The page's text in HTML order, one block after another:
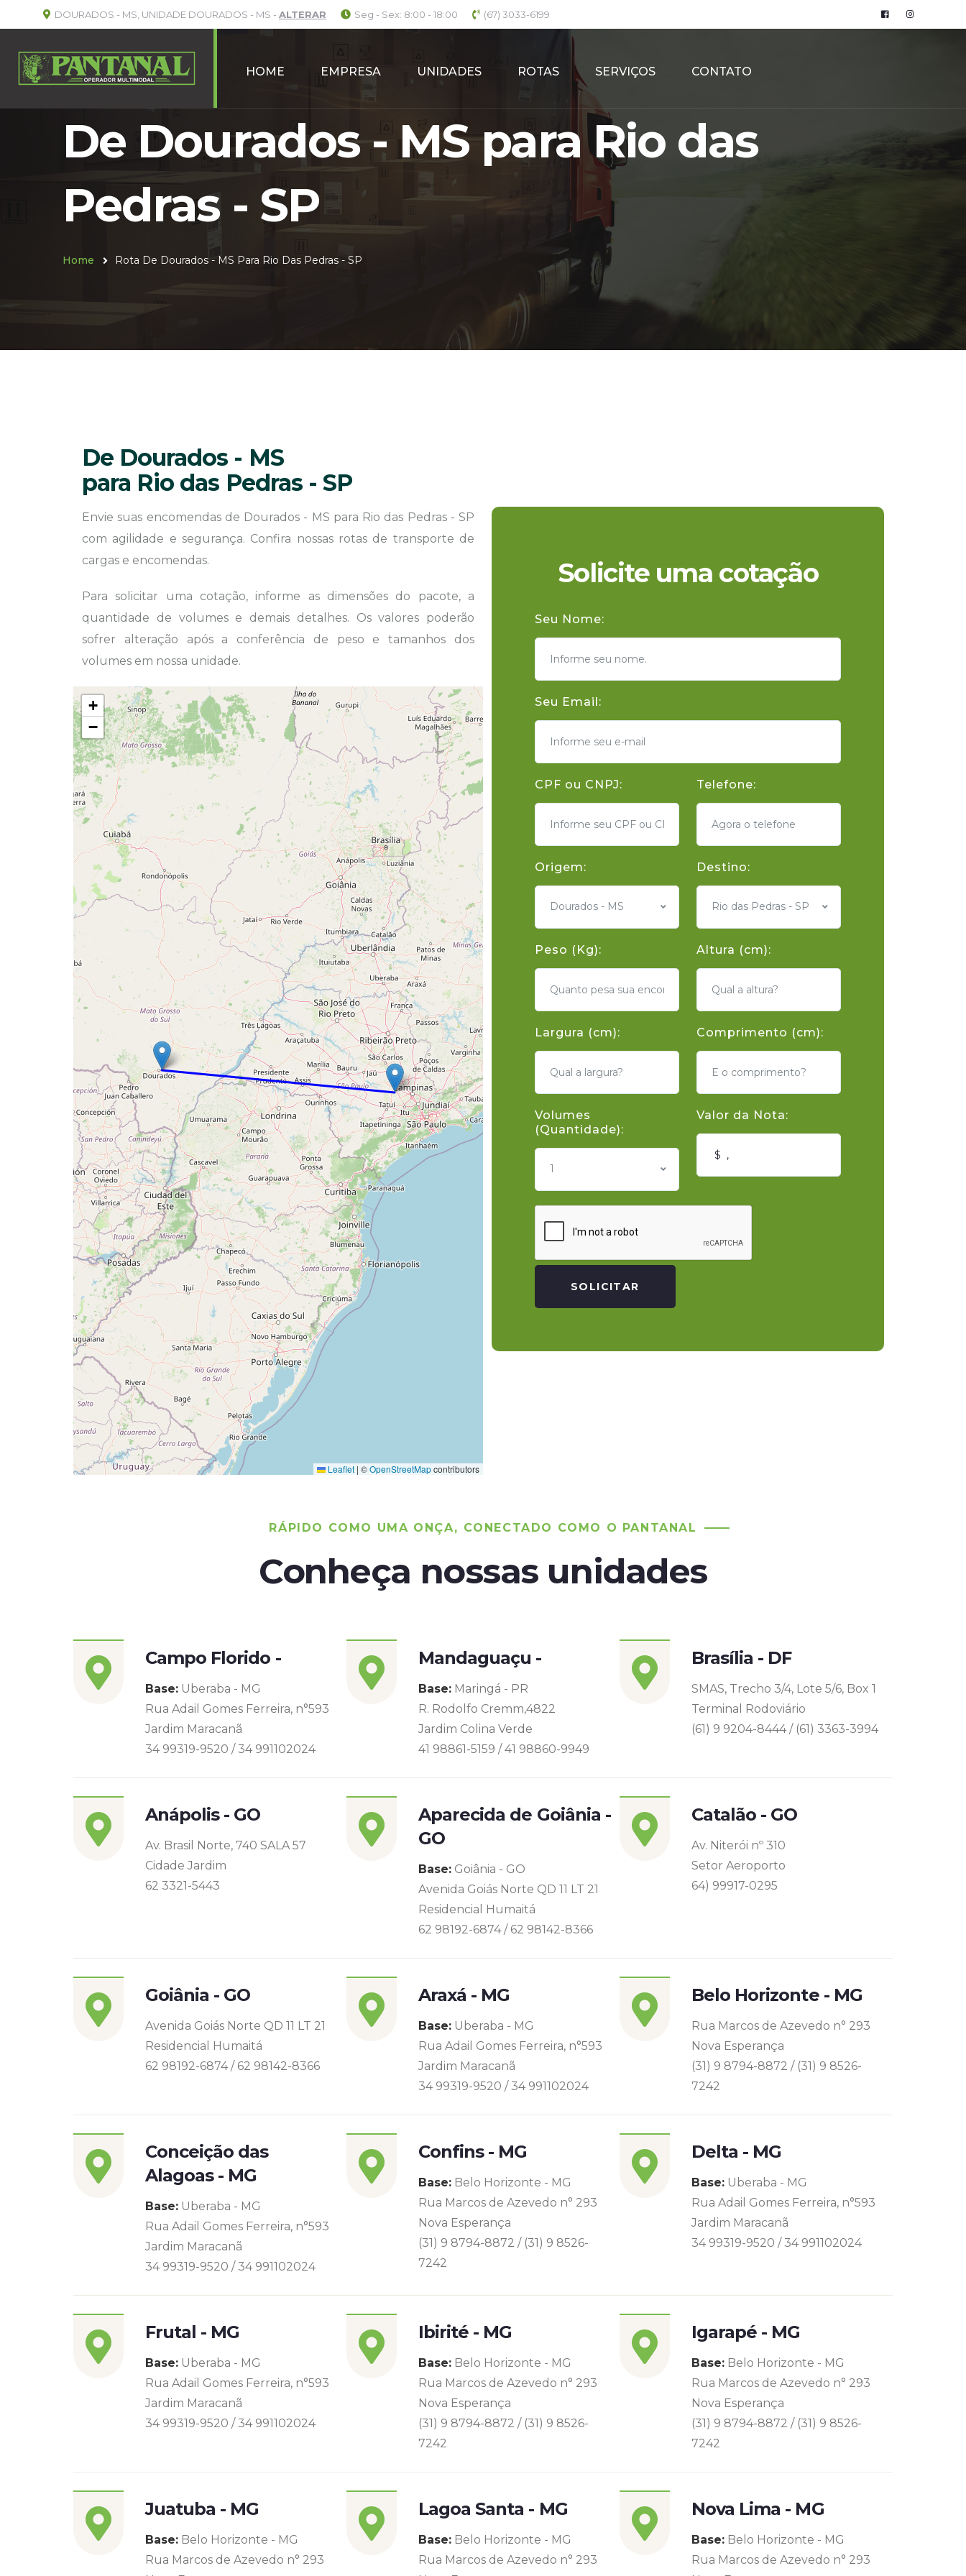
DOURADOS - MS, UNIDADE DOURADOS - MS - ALTERAR Seg - Sex: 8:00 - 18:00 (67) 3033-6199
HOME EMPRESA UNIDADES ROTAS SERVIÇOS CONTATO
De Dourados - MS para Rio das
Pedras - SP
Home Rota De Dourados - MS Para Rio Das Pedras - SP
De Dourados - MS
para Rio das Pedras - SP
Envie suas encomendas de Dourados - MS para Rio das Pedras - SP
com agilidade e segurança. Confira nossas rotas de transporte de
cargas e encomendas.
Para solicitar uma cotação, informe as dimensões do pacote, a
quantidade de volumes e demais detalhes. Os valores poderão
sofrer alteração após a conferência de peso e tamanhos dos
volumes em nossa unidade.
+
−
Leaflet | ©OpenStreetMapcontributors
Solicite uma cotação
Seu Nome:
Seu Email:
CPF ou CNPJ: Telefone:
Origem:
Dourados - MS
Destino:
Rio das Pedras - SP
Peso (Kg): Altura (cm):
Largura (cm): Comprimento (cm):
Volumes
(Quantidade):
1
Valor da Nota:
SOLICITAR
RÁPIDO COMO UMA ONÇA, CONECTADO COMO O PANTANAL
Conheça nossas unidades
Campo Florido -
Base: Uberaba - MG
Rua Adail Gomes Ferreira, n°593
Jardim Maracanã
34 99319-9520 / 34 991102024
Mandaguaçu -
Base: Maringá - PR
R. Rodolfo Cremm,4822
Jardim Colina Verde
41 98861-5159 / 41 98860-9949
Brasília - DF
SMAS, Trecho 3/4, Lote 5/6, Box 1
Terminal Rodoviário
(61) 9 9204-8444 / (61) 3363-3994
Anápolis - GO
Av. Brasil Norte, 740 SALA 57
Cidade Jardim
62 3321-5443
Aparecida de Goiânia -
GO
Base: Goiânia - GO
Avenida Goiás Norte QD 11 LT 21
Residencial Humaitá
62 98192-6874 / 62 98142-8366
Catalão - GO
Av. Niterói nº 310
Setor Aeroporto
64) 99917-0295
Goiânia - GO
Avenida Goiás Norte QD 11 LT 21
Residencial Humaitá
62 98192-6874 / 62 98142-8366
Araxá - MG
Base: Uberaba - MG
Rua Adail Gomes Ferreira, n°593
Jardim Maracanã
34 99319-9520 / 34 991102024
Belo Horizonte - MG
Rua Marcos de Azevedo n° 293
Nova Esperança
(31) 9 8794-8872 / (31) 9 8526-
7242
Conceição das
Alagoas - MG
Base: Uberaba - MG
Rua Adail Gomes Ferreira, n°593
Jardim Maracanã
34 99319-9520 / 34 991102024
Confins - MG
Base: Belo Horizonte - MG
Rua Marcos de Azevedo n° 293
Nova Esperança
(31) 9 8794-8872 / (31) 9 8526-
7242
Delta - MG
Base: Uberaba - MG
Rua Adail Gomes Ferreira, n°593
Jardim Maracanã
34 99319-9520 / 34 991102024
Frutal - MG
Base: Uberaba - MG
Rua Adail Gomes Ferreira, n°593
Jardim Maracanã
34 99319-9520 / 34 991102024
Ibirité - MG
Base: Belo Horizonte - MG
Rua Marcos de Azevedo n° 293
Nova Esperança
(31) 9 8794-8872 / (31) 9 8526-
7242
Igarapé - MG
Base: Belo Horizonte - MG
Rua Marcos de Azevedo n° 293
Nova Esperança
(31) 9 8794-8872 / (31) 9 8526-
7242
Juatuba - MG
Base: Belo Horizonte - MG
Rua Marcos de Azevedo n° 293
Lagoa Santa - MG
Base: Belo Horizonte - MG
Rua Marcos de Azevedo n° 293
Nova Lima - MG
Base: Belo Horizonte - MG
Rua Marcos de Azevedo n° 293